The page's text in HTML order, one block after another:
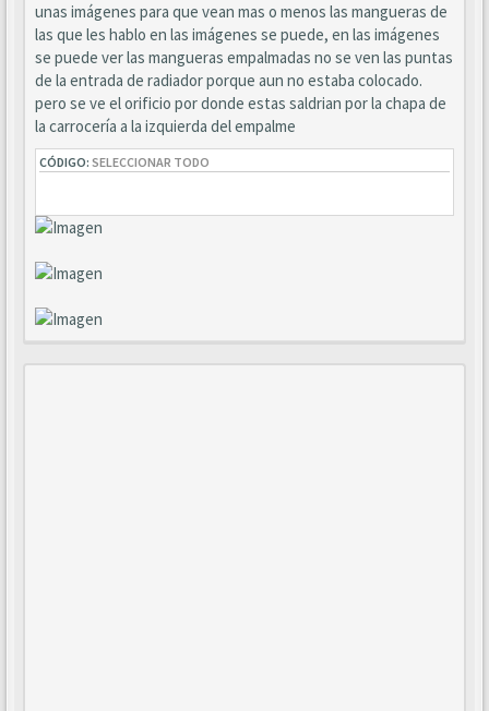
unas imágenes para que vean mas o menos las mangueras de
las que les hablo en las imágenes se puede, en las imágenes
se puede ver las mangueras empalmadas no se ven las puntas
de la entrada de radiador porque aun no estaba colocado.
pero se ve el orificio por donde estas saldrian por la chapa de
la carrocería a la izquierda del empalme
CÓDIGO: SELECCIONAR TODO